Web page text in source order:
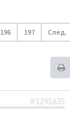
196 197 След.
#1291635